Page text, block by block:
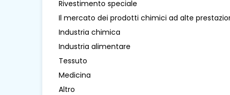
Rivestimento speciale
Il mercato dei prodotti chimici ad alte
Industria chimica
Industria alimentare
Tessuto
Medicina
Altro